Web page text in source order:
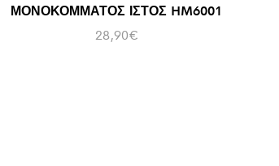
ΜΟΝΟΚΟΜΜΑΤΟΣ ΙΣΤΟΣ HM6001
28,90€